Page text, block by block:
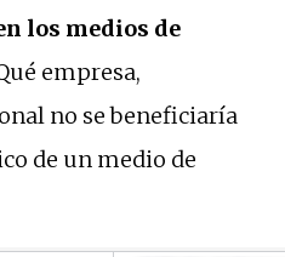
los medios de
empresa,
no se beneficiaría
de un medio de